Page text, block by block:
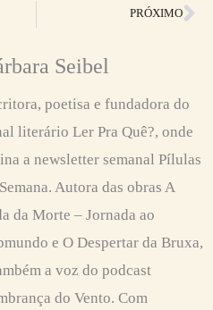
PRÓXIMO
Seibel
poetisa e fundadora do
literário Ler Pra Quê?, onde
a newsletter semanal Pílulas
Autora das obras A
da Morte – Jornada ao
e O Despertar da Bruxa,
a voz do podcast
do Vento. Com